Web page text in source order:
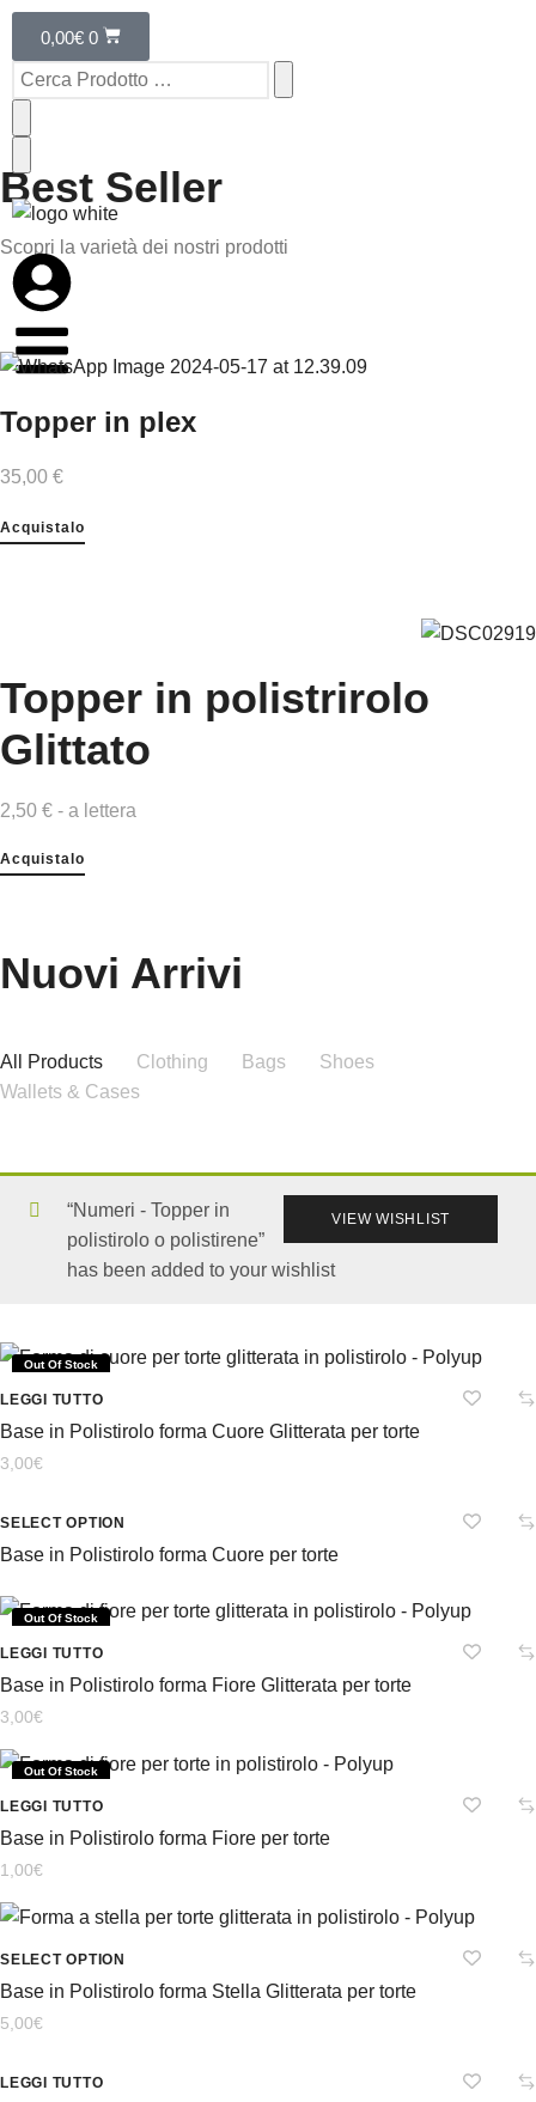
0,00€ 0
Scopri di Più
Best Seller
Scopri la varietà dei nostri prodotti
Topper in plex
35,00 €
Acquistalo
Topper in polistrirolo
Glittato
2,50 € - a lettera
Acquistalo
Nuovi Arrivi
All Products Clothing Bags
Shoes
Wallets & Cases
VIEW WISHLIST
“Numeri - Topper in
polistirolo o polistirene”
has been added to your wishlist
Out Of Stock
LEGGI TUTTO
Base in Polistirolo forma Cuore Glitterata per torte
3,00€
SELECT OPTION
Base in Polistirolo forma Cuore per torte
Out Of Stock
LEGGI TUTTO
Base in Polistirolo forma Fiore Glitterata per torte
3,00€
Out Of Stock
LEGGI TUTTO
Base in Polistirolo forma Fiore per torte
1,00€
SELECT OPTION
Base in Polistirolo forma Stella Glitterata per torte
5,00€
Out Of Stock
LEGGI TUTTO